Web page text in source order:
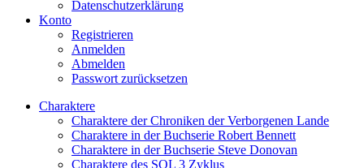
Datenschutzerklärung
Konto
Registrieren
Anmelden
Abmelden
Passwort zurücksetzen
Charaktere
Charaktere der Chroniken der Verborgenen Lande
Charaktere in der Buchserie Robert Bennett
Charaktere in der Buchserie Steve Donovan
Charaktere des SOL 3 Zyklus